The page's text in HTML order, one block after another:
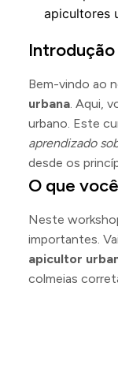
apicultores
Introdução
Bem-vindo ao
urbana. Aqui,
urbano. Este
aprendizado
desde os
O que
Neste
importantes.
apicultor
colmeias